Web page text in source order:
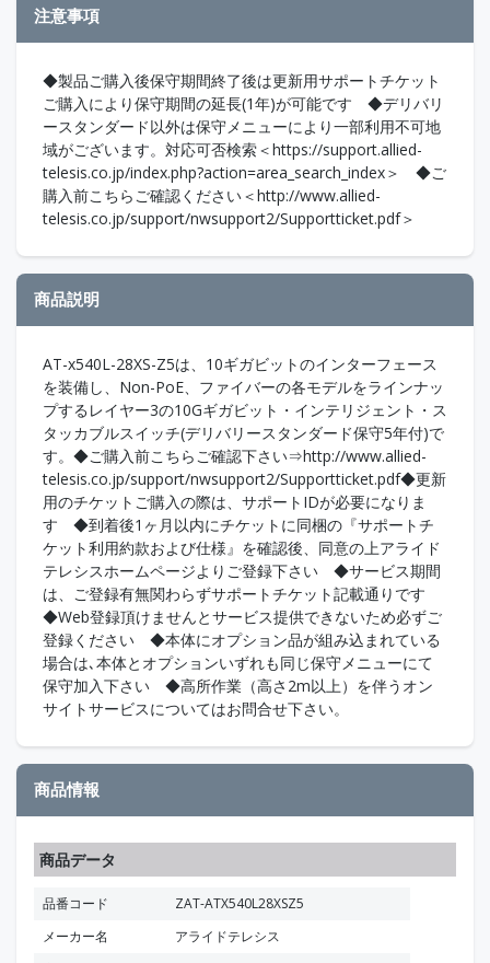
注意事項
◆製品ご購入後保守期間終了後は更新用サポートチケット
ご購入により保守期間の延長(1年)が可能です ◆デリバリ
ースタンダード以外は保守メニューにより一部利用不可地
域がございます。対応可否検索＜https://support.allied-
telesis.co.jp/index.php?action=area_search_index＞ ◆ご
購入前こちらご確認ください＜http://www.allied-
telesis.co.jp/support/nwsupport2/Supportticket.pdf＞
商品説明
AT-x540L-28XS-Z5は、10ギガビットのインターフェース
を装備し、Non-PoE、ファイバーの各モデルをラインナッ
プするレイヤー3の10Gギガビット・インテリジェント・ス
タッカブルスイッチ(デリバリースタンダード保守5年付)で
す。◆ご購入前こちらご確認下さい⇒http://www.allied-
telesis.co.jp/support/nwsupport2/Supportticket.pdf◆更新
用のチケットご購入の際は、サポートIDが必要になりま
す ◆到着後1ヶ月以内にチケットに同梱の『サポートチ
ケット利用約款および仕様』を確認後、同意の上アライド
テレシスホームページよりご登録下さい ◆サービス期間
は、ご登録有無関わらずサポートチケット記載通りです
◆Web登録頂けませんとサービス提供できないため必ずご
登録ください ◆本体にオプション品が組み込まれている
場合は､本体とオプションいずれも同じ保守メニューにて
保守加入下さい ◆高所作業（高さ2m以上）を伴うオン
サイトサービスについてはお問合せ下さい。
商品情報
商品データ
品番コード
ZAT-ATX540L28XSZ5
メーカー名
アライドテレシス